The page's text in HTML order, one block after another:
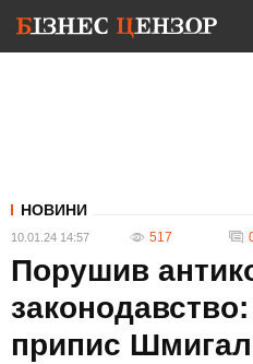
НОВИНИ
10.01.24 14:57 517
Порушив
припис